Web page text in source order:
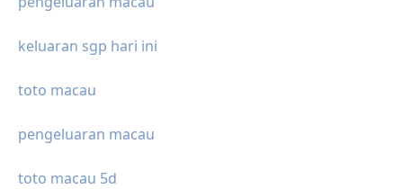
keluaran sgp hari ini
toto macau
pengeluaran macau
toto macau 5d